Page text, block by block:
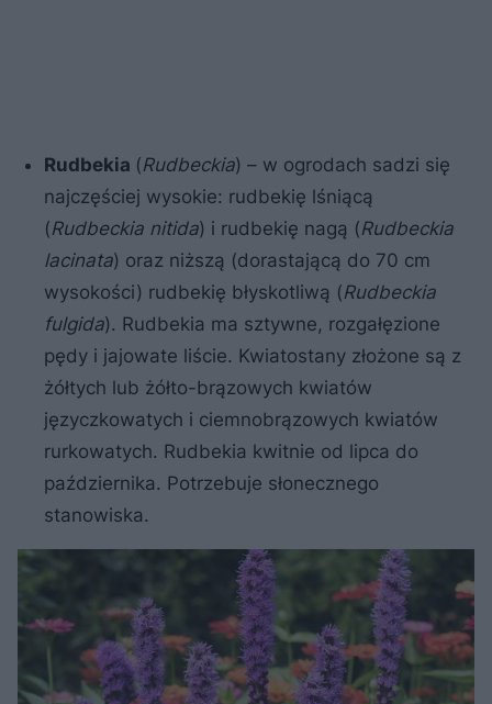
Rudbekia (Rudbeckia) – w ogrodach sadzi się
najczęściej wysokie: rudbekię lśniącą
(Rudbeckia nitida) i rudbekię nagą (Rudbeckia
lacinata) oraz niższą (dorastającą do 70 cm
wysokości) rudbekię błyskotliwą (Rudbeckia
fulgida). Rudbekia ma sztywne, rozgałęzione
pędy i jajowate liście. Kwiatostany złożone są z
żółtych lub żółto-brązowych kwiatów
języczkowatych i ciemnobrązowych kwiatów
rurkowatych. Rudbekia kwitnie od lipca do
października. Potrzebuje słonecznego
stanowiska.